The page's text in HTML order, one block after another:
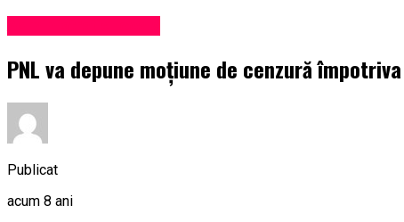
PNL va depune moţiune de cenzură
Publicat
acum 8 ani